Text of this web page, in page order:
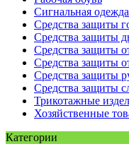
Сигнальная одежда
Средства защиты
Средства защиты
Средства защиты
Средства защиты
Средства защиты
Средства защиты
Трикотажные
Хозяйственные
Категории